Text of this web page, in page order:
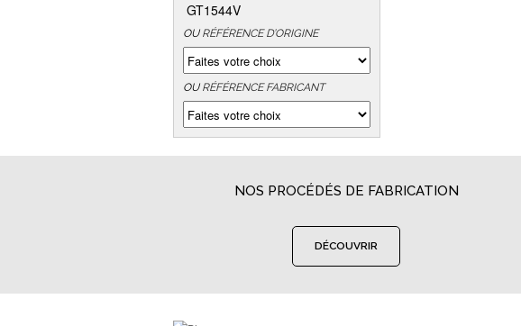
GT1544V
OURÉFÉRENCE D’ORIGINE
OURÉFÉRENCE FABRICANT
NOS PROCÉDÉS DE FABRICATION
DÉCOUVRIR